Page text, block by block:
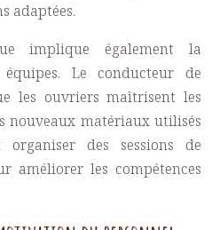
adaptées.
implique également la
Le conducteur de
les ouvriers maîtrisent les
nouveaux matériaux utilisés
des sessions de
améliorer les compétences